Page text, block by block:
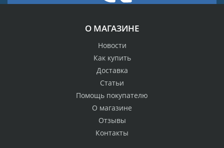
О МАГАЗИНЕ
Новости
Как купить
Доставка
Статьи
Помощь покупателю
О магазине
Отзывы
Контакты